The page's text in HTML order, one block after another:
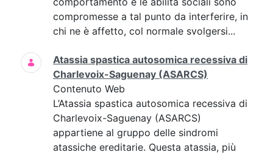
compromesse a tal punto da interferire, in
chi ne è affetto, col normale svolgersi...
Atassia spastica autosomica recessiva di
Charlevoix-Saguenay (ASARCS)
Contenuto Web
L’Atassia spastica autosomica recessiva di
Charlevoix-Saguenay (ASARCS)
appartiene al gruppo delle sindromi
atassiche ereditarie. Questa atassia, più